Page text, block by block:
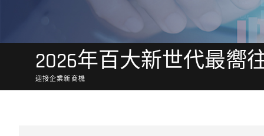
2026年百大新世代最嚮
迎接企業新商機